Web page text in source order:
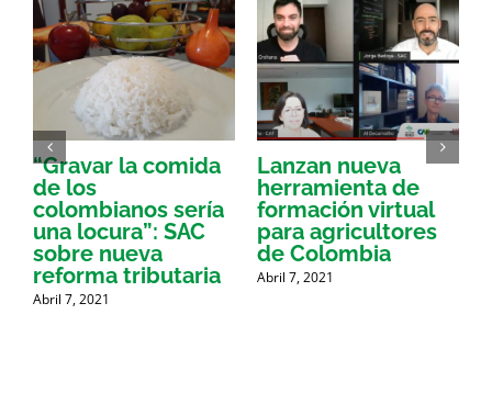
“Gravar la comida
de los
colombianos sería
una locura”: SAC
sobre nueva
reforma tributaria
Abril 7, 2021
Lanzan nueva
herramienta de
formación virtual
para agricultores
de Colombia
Abril 7, 2021